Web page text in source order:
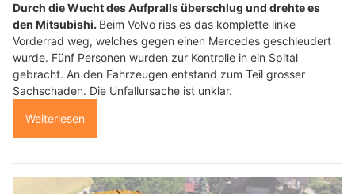
Durch die Wucht des Aufpralls überschlug und drehte es
den Mitsubishi. Beim Volvo riss es das komplette linke
Vorderrad weg, welches gegen einen Mercedes geschleudert
wurde. Fünf Personen wurden zur Kontrolle in ein Spital
gebracht. An den Fahrzeugen entstand zum Teil grosser
Sachschaden. Die Unfallursache ist unklar.
Weiterlesen